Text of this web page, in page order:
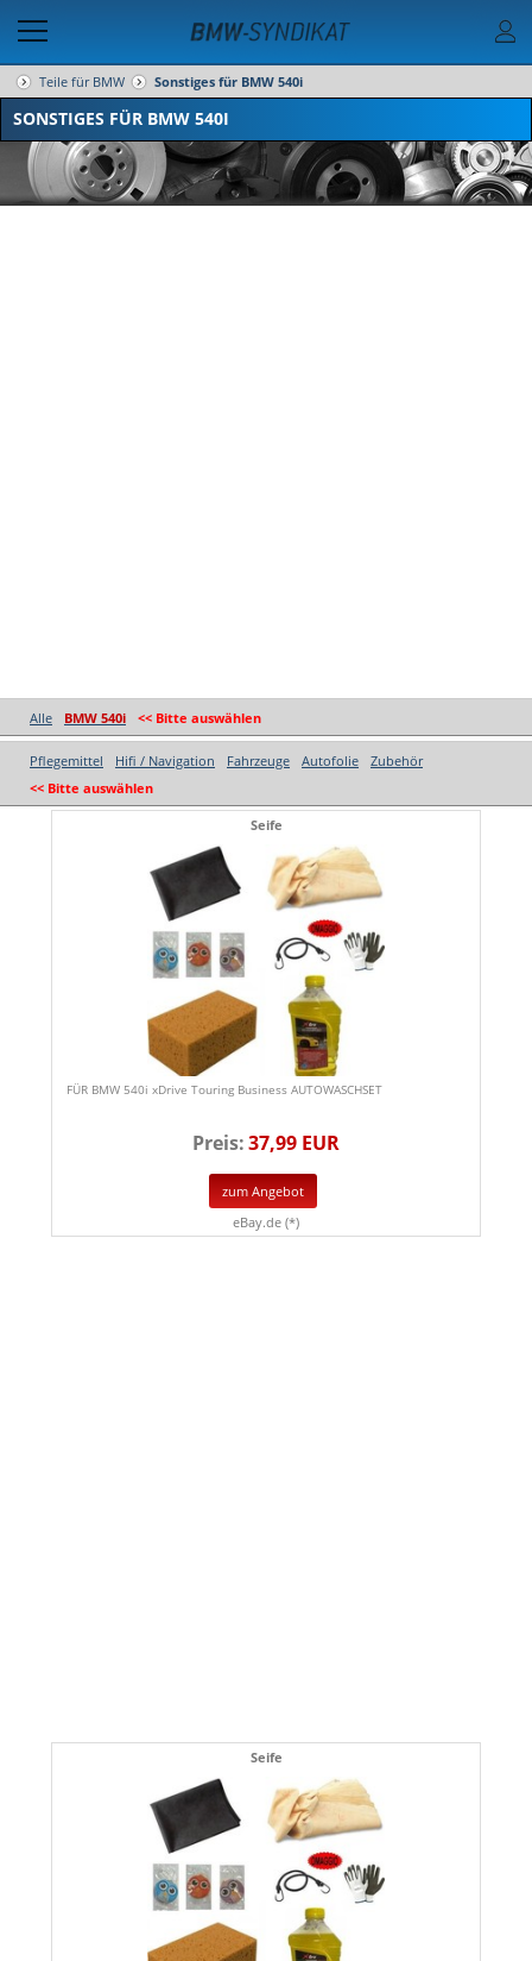
Teile für BMW Sonstiges für BMW 540i
SONSTIGES FÜR BMW 540I
Alle BMW 540i << Bitte auswählen
Pflegemittel Hifi / Navigation Fahrzeuge Autofolie
Zubehör
<< Bitte auswählen
Seife
FÜR BMW 540i xDrive Touring Business AUTOWASCHSET
Preis:37,99 EUR
zum Angebot
eBay.de (*)
Seife